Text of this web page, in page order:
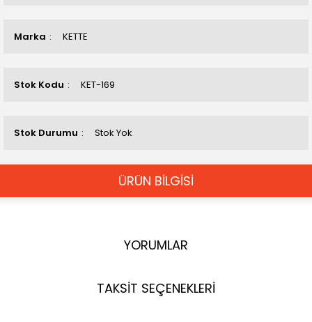
Marka KETTE
Stok Kodu KET-169
Stok Durumu Stok Yok
ÜRÜN BİLGİSİ
YORUMLAR
TAKSİT SEÇENEKLERİ